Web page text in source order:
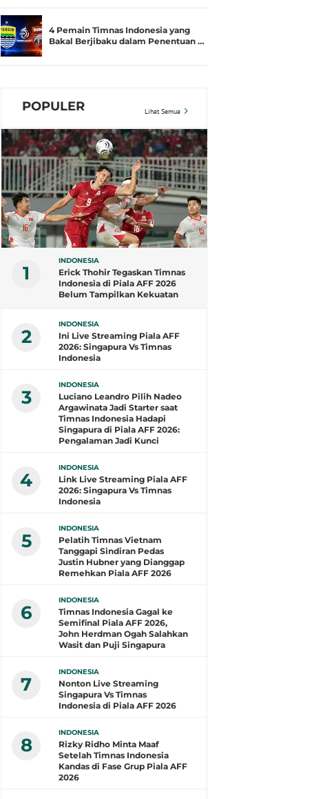
4 Pemain Timnas Indonesia yang
Bakal Berjibaku dalam Penentuan …
POPULER Lihat Semua
1
INDONESIA
Erick Thohir Tegaskan Timnas
Indonesia di Piala AFF 2026
Belum Tampilkan Kekuatan
Berpartisipasi
2
INDONESIA
Ini Live Streaming Piala AFF
2026: Singapura Vs Timnas
Indonesia
3
INDONESIA
Luciano Leandro Pilih Nadeo
Argawinata Jadi Starter saat
Timnas Indonesia Hadapi
Singapura di Piala AFF 2026:
Pengalaman Jadi Kunci
4
INDONESIA
Link Live Streaming Piala AFF
2026: Singapura Vs Timnas
Indonesia
5
INDONESIA
Pelatih Timnas Vietnam
Tanggapi Sindiran Pedas
Justin Hubner yang Dianggap
Remehkan Piala AFF 2026
6
INDONESIA
Timnas Indonesia Gagal ke
Semifinal Piala AFF 2026,
John Herdman Ogah Salahkan
Wasit dan Puji Singapura
7
INDONESIA
Nonton Live Streaming
Singapura Vs Timnas
Indonesia di Piala AFF 2026
8
INDONESIA
Rizky Ridho Minta Maaf
Setelah Timnas Indonesia
Kandas di Fase Grup Piala AFF
2026